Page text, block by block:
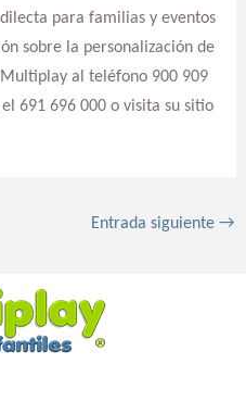
para familias y eventos
sobre la personalización de
al teléfono 900 909
691 696 000 o visita su sitio
Entrada siguiente→